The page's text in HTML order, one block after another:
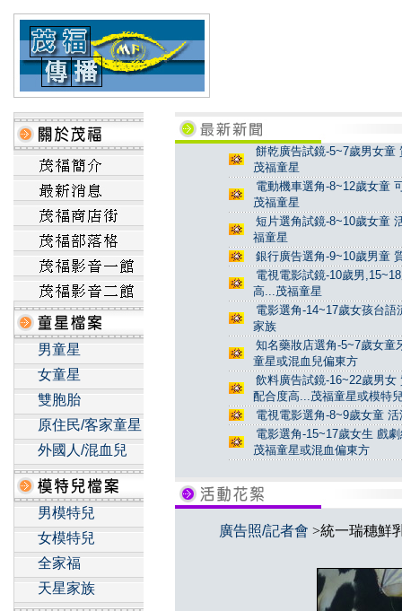
男童星
女童星
雙胞胎
原住民/客家童星
外國人/混血兒
男模特兒
女模特兒
全家福
天星家族
餅乾廣告試鏡-5~7歲男女
茂福童星
電動機車選角-8~12歲女童
茂福童星
短片選角試鏡-8~10歲女童
福童星
銀行廣告選角-9~10歲男童
電視電影試鏡-10歲男
高...茂福童星
電影選角-14~17歲女孩台
家族
知名藥妝店選角-5~7歲女童
童星或混血兒偏東方
飲料廣告試鏡-16~22歲男
配合度高...茂福童星或模特
電視電影選角-8~9歲女童
電影選角-15~17歲女生 戲
茂福童星或混血偏東方
廣告照/記者會 >統一瑞穗鮮